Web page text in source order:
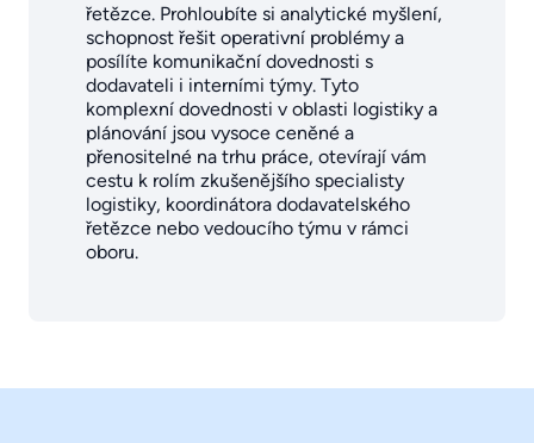
řetězce. Prohloubíte si analytické myšlení,
schopnost řešit operativní problémy a
posílíte komunikační dovednosti s
dodavateli i interními týmy. Tyto
komplexní dovednosti v oblasti logistiky a
plánování jsou vysoce ceněné a
přenositelné na trhu práce, otevírají vám
cestu k rolím zkušenějšího specialisty
logistiky, koordinátora dodavatelského
řetězce nebo vedoucího týmu v rámci
oboru.